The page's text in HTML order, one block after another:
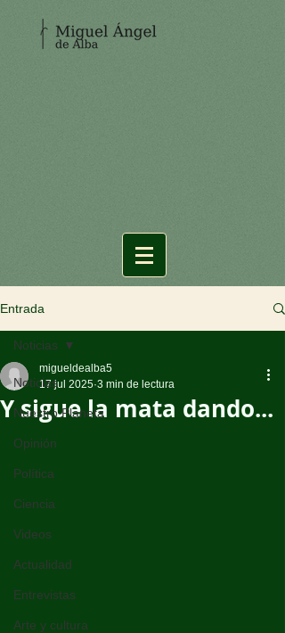
Entrada
Noticias
Nuestro Planeta
Opinión
Política
Ciencia
Videos
Actualidad
Entrevistas
Arte y cultura
Noticias
Y sigue la mata dando...
migueldealba5
17 jul 2025 3 min de lectura